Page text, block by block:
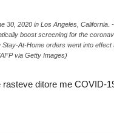
2020 in Los Angeles, California.
boost screening for the
At-Home orders went into
via Getty Images)
ditore me COVID-